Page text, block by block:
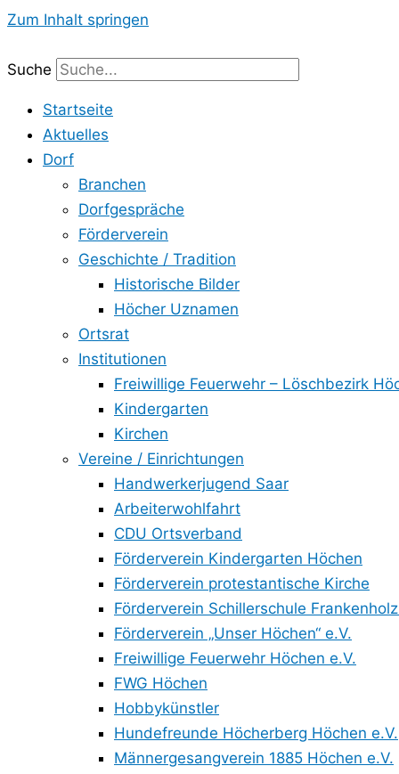
Zum Inhalt springen
Suche
Startseite
Aktuelles
Dorf
Branchen
Dorfgespräche
Förderverein
Geschichte / Tradition
Historische Bilder
Höcher Uznamen
Ortsrat
Institutionen
Freiwillige Feuerwehr – Löschbezirk
Kindergarten
Kirchen
Vereine / Einrichtungen
Handwerkerjugend Saar
Arbeiterwohlfahrt
CDU Ortsverband
Förderverein Kindergarten Höchen
Förderverein protestantische Kirche
Förderverein Schillerschule
Förderverein „Unser Höchen“ e.V.
Freiwillige Feuerwehr Höchen e.V.
FWG Höchen
Hobbykünstler
Hundefreunde Höcherberg Höchen e.V.
Männergesangverein 1885 Höchen e.V.